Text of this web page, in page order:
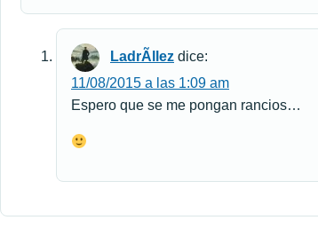
LadrÃ­llez dice:
11/08/2015 a las 1:09 am
Espero que se me pongan rancios…